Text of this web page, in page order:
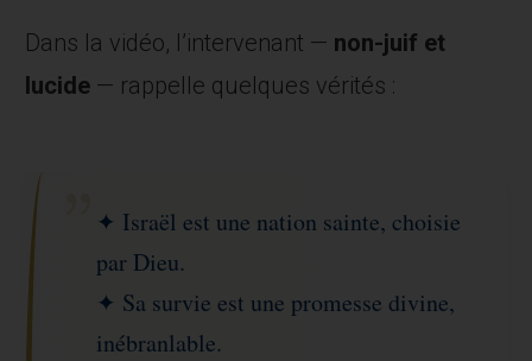
Dans la vidéo, l’intervenant — non-juif et
lucide — rappelle quelques vérités :
✦ Israël est une nation sainte, choisie
par Dieu.
✦ Sa survie est une promesse divine,
inébranlable.